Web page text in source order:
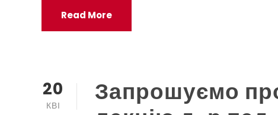
Read More
20
КВІ
Запрошуємо